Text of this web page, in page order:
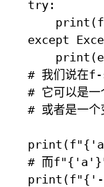
try:
except
# 我们说在f-
# 它可以是
# 或者是一个
# 而f"{'a'}"这